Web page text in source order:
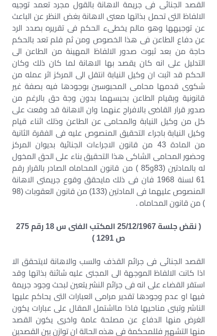
القصد الجنائى فى جريمة الاهانة بالقول مجرد تعمد توجيه
الالفاظ التى تحمل بذاتها معنى الاهانة بغض النظر عن الباعث
عن توجيهها وهو مالم يخطىء الحكم فى تقريره بصدد الرد
عن دفاع الطاعن فى هذا الخصوص ومن ثم فلم تعد بالحكم
حاجة من بعد ثبوت صدور الالفاظ المهينة من الطاعن الى
التدليل على انه كان يقصد بها الاهانة لما كان ذلك وكان
الحكم قد اثبت ان وكيل النيابة انتقل الى المركز اثر عمله من
شكوى قدمها محامى المحبوسين بوجودها فيه بصفة غير
قانونية وبقيام الطاعن بحبسهما بدون وجة حق بالرغم من
صدور قرار القاضى بالافراج عنهما وان الاهانة قد وقعت على
كل من وكيل النيابة والمحامى عن الطاعن وذلك اثناء قيام
وكيل النيابة باجراء التحقيق المنصوص عليه فى الفقرة الثانية
من المادة 43 من قانون الاجراءات الجنائية بديوان المركز
وحضور المحامى الشاكى هذا التحقيق بناء على الحق المخول
له بالمادتين (83و85 ) من قانون المحاماه الصادر بالقرار رقم
61 لسنة 1968 فان فى ذلك مايحقق وقوع جريمتى الاهانة
المنصوص عليهما فى المادتين (133) من قانون العقوبات (98
) من قانون المحاماه .
( نقض جلسة 25/12/1967 المكتب الفنى س 18 رقم 275
ص 1291 )
القصد الجنائى فى جرائم القذف والسب والاهانة لايتحقق الا
اذا كانت الالفاظ الموجهة الى المجنى عليه شائنة بذاتها وقد
استقر القضاء على انه فى جرائم النشر يتعين لبحث وجود جريمة
فيها او عدم وجودها تقدير مرامى العبارات التى يحاكم عليها
الناشر وتبنى مناحيها فاذا مااشتمل المقال على عبارات يكون
الغرض منها الدفاع عن مصلحة عامة واخرى يكون القصد
منها التشهير فللمحكمة فى هذه الحالة ان توازن بين القصدين